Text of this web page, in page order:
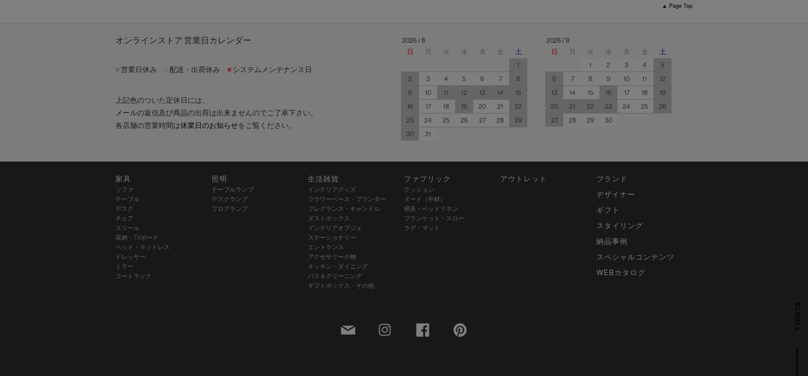
SCROLL
▲ Page Top
オンラインストア 営業日カレンダー
営業日休み 配送・出荷休み ■ システムメンテナンス日
上記色のついた定休日には、
メールの返信及び商品の出荷は出来ませんのでご了承下さい。
各店舗の営業時間は休業日のお知らせをご覧ください。
2026 / 8
日
月 火 水 木 金
土
1
2
3 4 5 6 7
8
9
10 11 12 13 14
15
16
17 18 19 20 21
22
23
24 25 26 27 28
29
30
31
2026 / 9
日
月 火 水 木 金
土
1
2 3 4
5
6
7 8 9 10 11
12
13
14 15 16 17 18
19
20
21 22 23 24 25
26
27
28 29 30
家具
ソファ
テーブル
デスク
チェア
スツール
収納・TVボード
ベッド・マットレス
ドレッサー
ミラー
コートラック
照明
テーブルランプ
デスクランプ
フロアランプ
生活雑貨
インテリアグッズ
フラワーベース・プランター
フレグランス・キャンドル
ダストボックス
インテリアオブジェ
ステーショナリー
エントランス
アクセサリー小物
キッチン・ダイニング
バス＆クリーニング
ギフトボックス・その他
ファブリック
クッション
ヌード（中材）
寝具・ベッドリネン
ブランケット・スロー
ラグ・マット
アウトレット
ブランド
デザイナー
ギフト
スタイリング
納品事例
スペシャルコンテンツ
WEBカタログ